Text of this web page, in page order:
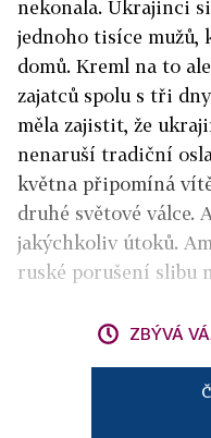
nekonala. Ukrajinci
jednoho tisíce mužů,
domů. Kreml na to
zajatců spolu s tři
měla zajistit, že
nenaruší tradiční
května připomíná
druhé světové válce.
jakýchkoliv útoků.
ruské porušení slibu
ZBÝVÁ